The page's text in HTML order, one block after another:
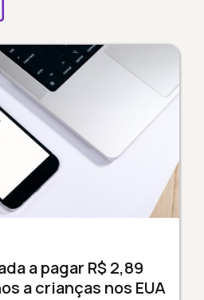
a pagar R$ 2,89
a crianças nos EUA